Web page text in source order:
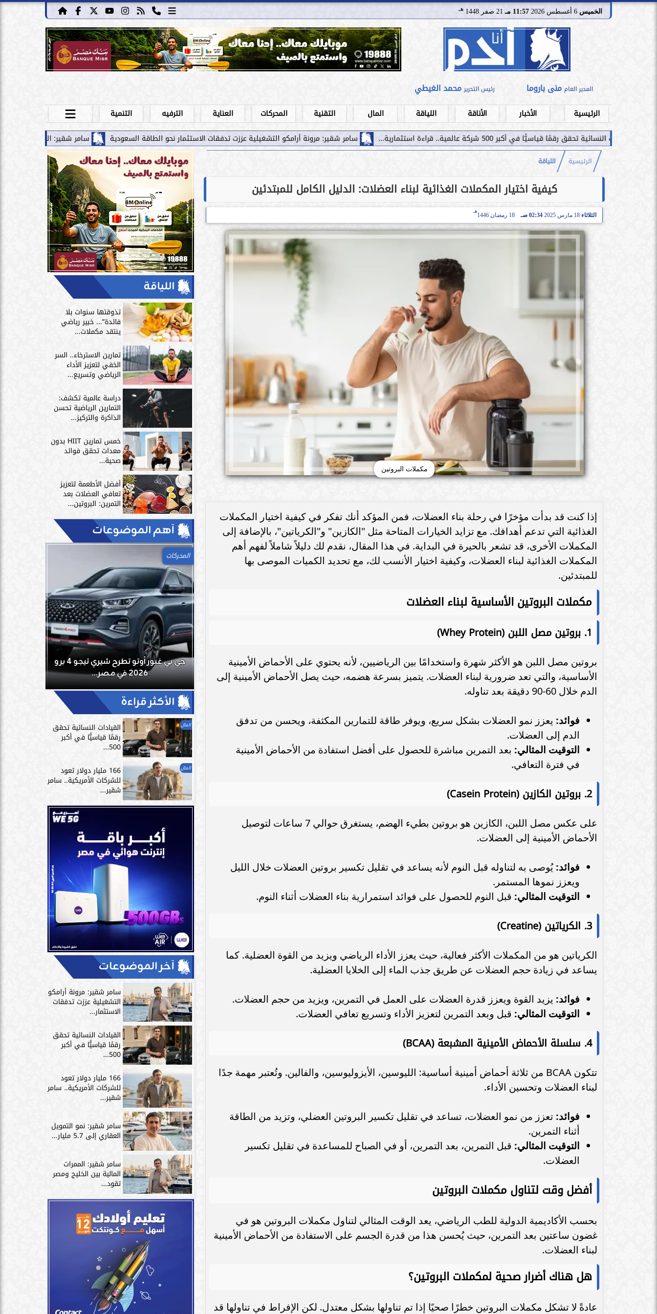
الخميس 11:57 مـ 21 صفر 1448 هـ
المدير العام منى باروما رئيس التحرير محمد الغيطي
الرئيسية الأخبار الأناقة اللياقة المال التقنية المحركات العناية الترفيه
التنمية
سامر شقير: الممرات المالية بين الخليج ومصر
سامر شقير: مرونة أرامكو التشغيلية عززت تدفقات الاستثمار نحو الطاقة السعودية قياسيًّا في أكبر 500 شركة عالمية.. قراءة استثمارية...
الرئيسية اللياقة
كيفية اختيار المكملات الغذائية لبناء العضلات: الدليل الكامل للمبتدئين
الثلاثاء 18 مارس 2025 02:34 صـ 18 رمضان 1446
هـ
مكملات البروتين
إذا كنت قد بدأت مؤخرًا في رحلة بناء العضلات، فمن المؤكد أنك تفكر في كيفية اختيار المكملات
الغذائية التي تدعم أهدافك. مع تزايد الخيارات المتاحة مثل "الكازين" و"الكرياتين"، بالإضافة إلى
المكملات الأخرى، قد تشعر بالحيرة في البداية. في هذا المقال، نقدم لك دليلاً شاملاً لفهم أهم
المكملات الغذائية لبناء العضلات، وكيفية اختيار الأنسب لك، مع تحديد الكميات الموصى بها
للمبتدئين.
مكملات البروتين الأساسية لبناء العضلات
1. بروتين مصل اللبن (Whey Protein)
بروتين مصل اللبن هو الأكثر شهرة واستخدامًا بين الرياضيين، لأنه يحتوي على الأحماض الأمينية
الأساسية، والتي تعد ضرورية لبناء العضلات. يتميز بسرعة هضمه، حيث يصل الأحماض الأمينية إلى
الدم خلال 60-90 دقيقة بعد تناوله.
فوائد: يعزز نمو العضلات بشكل سريع، ويوفر طاقة للتمارين المكثفة، ويحسن من تدفق
الدم إلى العضلات.
التوقيت المثالي: بعد التمرين مباشرة للحصول على أفضل استفادة من الأحماض الأمينية
في فترة التعافي.
2. بروتين الكازين (Casein Protein)
على عكس مصل اللبن، الكازين هو بروتين بطيء الهضم، يستغرق حوالي 7 ساعات لتوصيل
الأحماض الأمينية إلى العضلات.
فوائد: يُوصى به لتناوله قبل النوم لأنه يساعد في تقليل تكسير بروتين العضلات خلال الليل
ويعزز نموها المستمر.
التوقيت المثالي: قبل النوم للحصول على فوائد استمرارية بناء العضلات أثناء النوم.
3. الكرياتين (Creatine)
الكرياتين هو من المكملات الأكثر فعالية، حيث يعزز الأداء الرياضي ويزيد من القوة العضلية. كما
يساعد في زيادة حجم العضلات عن طريق جذب الماء إلى الخلايا العضلية.
فوائد: يزيد القوة ويعزز قدرة العضلات على العمل في التمرين، ويزيد من حجم العضلات.
التوقيت المثالي: قبل وبعد التمرين لتعزيز الأداء وتسريع تعافي العضلات.
4. سلسلة الأحماض الأمينية المشبعة (BCAA)
تتكون BCAA من ثلاثة أحماض أمينية أساسية: الليوسين، الأيزوليوسين، والفالين. وتُعتبر مهمة جدًا
لبناء العضلات وتحسين الأداء.
فوائد: تعزز من نمو العضلات، تساعد في تقليل تكسير البروتين العضلي، وتزيد من الطاقة
أثناء التمرين.
التوقيت المثالي: قبل التمرين، بعد التمرين، أو في الصباح للمساعدة في تقليل تكسير
العضلات.
أفضل وقت لتناول مكملات البروتين
بحسب الأكاديمية الدولية للطب الرياضي، يعد الوقت المثالي لتناول مكملات البروتين هو في
غضون ساعتين بعد التمرين، حيث يُحسن هذا من قدرة الجسم على الاستفادة من الأحماض الأمينية
لبناء العضلات.
هل هناك أضرار صحية لمكملات البروتين؟
عادةً لا تشكل مكملات البروتين خطرًا صحيًا إذا تم تناولها بشكل معتدل. لكن الإفراط في تناولها قد
اللياقة
تذوقتها سنوات بلا
فائدة”... خبير رياضي
ينتقد مكملات...
تمارين الاسترخاء.. السر
الخفي لتعزيز الأداء
الرياضي وتسريع...
دراسة عالمية تكشف:
التمارين الرياضية تحسن
الذاكرة والتركيز...
خمس تمارين HIIT بدون
معدات تحقق فوائد
صحية...
أفضل الأطعمة لتعزيز
تعافي العضلات بعد
التمرين: البروتين...
آهم الموضوعات
محمد صلاح يكشف مطربه المفضل
وأقرب أصدقائه داخل ليفربول
موديل سوزوكي سويفت 2025 في مصر..
التفاصيل الكاملة والأسعار الرسمية
مستقبل بن شرقي مع الأهلي مهدد بعد
غيابه أمام إنتر ميامي.. ماذا...
المحركات
جي بي غبور أوتو تطرح شيري تيجو 4 برو
2026 في مصر...
الأكثر قراءة
المال القيادات النسائية تحقق
رقمًا قياسيًّا في أكبر
500...
المال 166 مليار دولار تعود
للشركات الأمريكية.. سامر
شقير...
آخر الموضوعات
سامر شقير: مرونة أرامكو
التشغيلية عززت تدفقات
الاستثمار...
القيادات النسائية تحقق
رقمًا قياسيًّا في أكبر
500...
166 مليار دولار تعود
للشركات الأمريكية.. سامر
شقير...
سامر شقير: نمو التمويل
العقاري إلى 5.7 مليار...
سامر شقير: الممرات
المالية بين الخليج ومصر
تقود...